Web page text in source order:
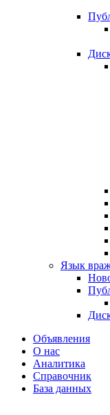
Язык
Объявления
О нас
Аналитика
Справочник
База данных